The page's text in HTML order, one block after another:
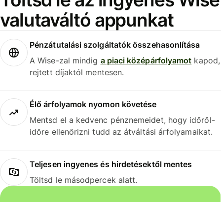
valutaváltó appunkat
Pénzátutalási szolgáltatók összehasonlítása
A Wise-zal mindig a piaci középárfolyamot kapod,
rejtett díjaktól mentesen.
Élő árfolyamok nyomon követése
Mentsd el a kedvenc pénznemeidet, hogy időről-
időre ellenőrizni tudd az átváltási árfolyamaikat.
Teljesen ingyenes és hirdetésektől mentes
Töltsd le másodpercek alatt.